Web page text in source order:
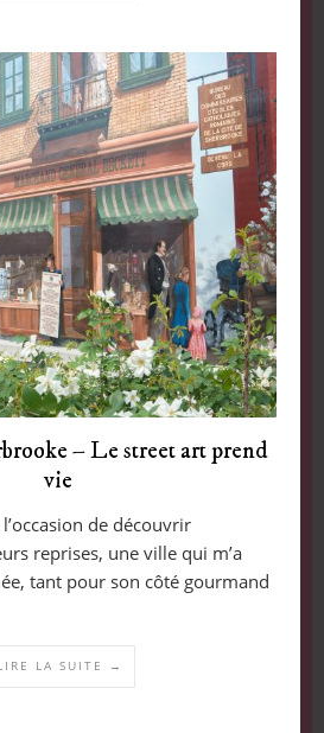
– Le street art prend
vie
l’occasion de découvrir
reprises, une ville qui m’a
tant pour son côté gourmand
LA SUITE →